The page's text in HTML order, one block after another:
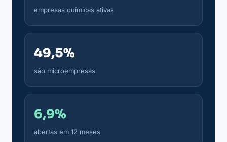
empresas químicas ativas
49,5%
são microempresas
6,9%
abertas em 12 meses